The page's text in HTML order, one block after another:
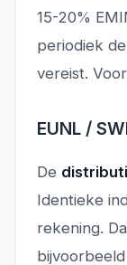
15-20%
periodiek
vereist.
EUNL /
De
Identieke
rekening.